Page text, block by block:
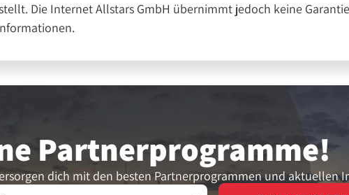
Die Internet Allstars GmbH übernimmt jedoch keine
Partner­programme!
dich mit den besten Partnerprogrammen und aktuellen